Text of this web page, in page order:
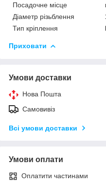
Посадочне місце
Діаметр різьблення
Тип кріплення
Приховати
Умови доставки
Нова Пошта
Самовивіз
Всі умови доставки
Умови оплати
Оплатити частинами